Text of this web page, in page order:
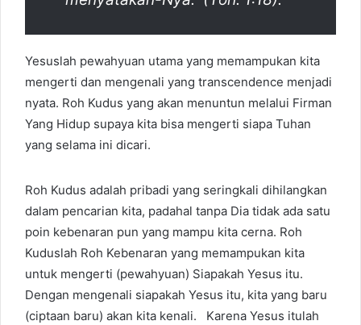
Yesuslah pewahyuan utama yang memampukan kita
mengerti dan mengenali yang transcendence menjadi
nyata. Roh Kudus yang akan menuntun melalui Firman
Yang Hidup supaya kita bisa mengerti siapa Tuhan
yang selama ini dicari.
Roh Kudus adalah pribadi yang seringkali dihilangkan
dalam pencarian kita, padahal tanpa Dia tidak ada satu
poin kebenaran pun yang mampu kita cerna. Roh
Kuduslah Roh Kebenaran yang memampukan kita
untuk mengerti (pewahyuan) Siapakah Yesus itu.
Dengan mengenali siapakah Yesus itu, kita yang baru
(ciptaan baru) akan kita kenali. Karena Yesus itulah